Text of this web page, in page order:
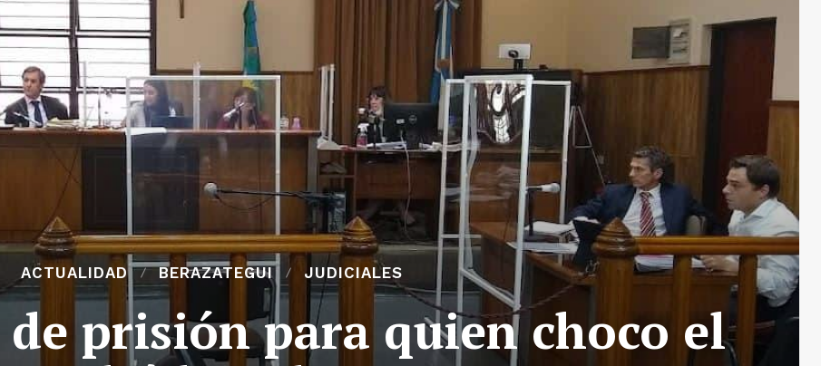
ACTUALIDAD BERAZATEGUI JUDICIALES
de prisión para quien choco el